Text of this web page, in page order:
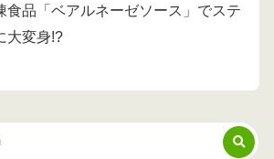
食品「ベアルネーゼソース」でステ
大変身!?